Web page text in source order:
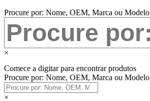
Procure por: Nome, OEM, Marca ou Modelo
×
Comece a digitar para encontrar produtos
Procure por: Nome, OEM, Marca ou Modelo
×